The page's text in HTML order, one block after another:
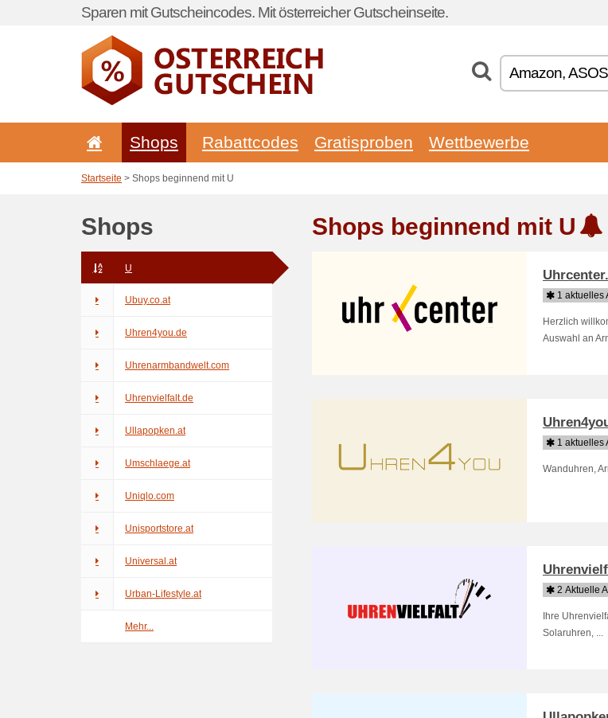
Sparen mit Gutscheincodes. Mit österreicher Gutscheinseite.
Shops Rabattcodes Gratisproben Wettbewerbe
Startseite > Shops beginnend mit U
Shops
U
Ubuy.co.at
Uhren4you.de
Uhrenarmbandwelt.com
Uhrenvielfalt.de
Ullapopken.at
Umschlaege.at
Uniqlo.com
Unisportstore.at
Universal.at
Urban-Lifestyle.at
Mehr...
Shops beginnend mit U
1 aktuelles
Herzlich
Auswahl an
1 aktuelles
Wanduhren,
2 Aktuelle
Ihre
Solaruhren, ...